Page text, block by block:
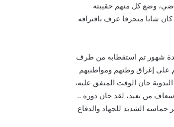
وضع كل منهم حقيبته
شابا منحرفا عرف باقترافه
عدة شهور تم استقطابه من طرف
على إغراق وطنهم ومواطنيهم
حان الوقت المتفق عليه،
من بعيد، لقد حان دوره ..
حماسه الشديد للجهاد والدفاع